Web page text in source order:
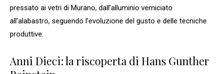
pressato ai vetri di Murano, dall’alluminio verniciato
all’alabastro, seguendo l’evoluzione del gusto e delle tecniche
produttive.
Anni Dieci: la riscoperta di Hans Gunther